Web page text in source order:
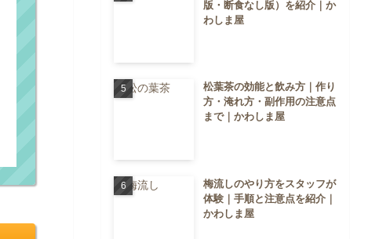
版・断食なし版）を紹介｜か
わしま屋
松葉茶の効能と飲み方｜作り
方・淹れ方・副作用の注意点
まで｜かわしま屋
梅流しのやり方をスタッフが
体験｜手順と注意点を紹介｜
かわしま屋